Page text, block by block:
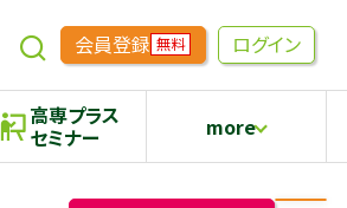
会員登録 無料 ログイン
高専プラス
セミナー more
高専生コミュニティめもらす